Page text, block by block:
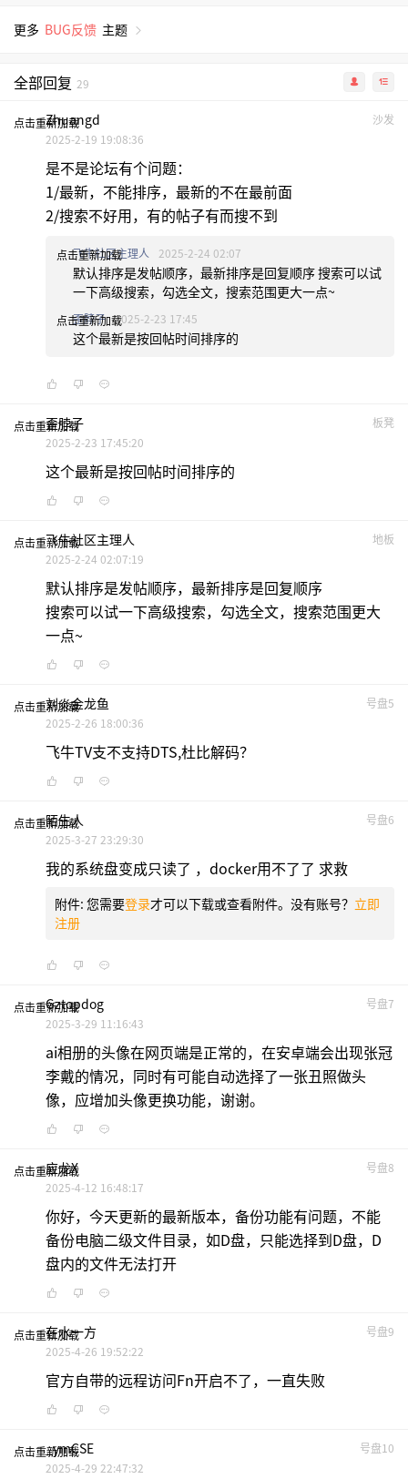
更多 BUG反馈 主题
全部回复 29
点击重新加载 沙发
Zhuangd
2025-2-19 19:08:36
是不是论坛有个问题：
1/最新，不能排序，最新的不在最前面
2/搜索不好用，有的帖子有而搜不到
点击重新加载
飞牛社区主理人 2025-2-24 02:07
默认排序是发帖顺序，最新排序是回复顺序 搜索可以试
一下高级搜索，勾选全文，搜索范围更大一点~
点击重新加载
歪脖子 2025-2-23 17:45
这个最新是按回帖时间排序的
点击重新加载 板凳
歪脖子
2025-2-23 17:45:20
这个最新是按回帖时间排序的
点击重新加载 地板
飞牛社区主理人
2025-2-24 02:07:19
默认排序是发帖顺序，最新排序是回复顺序
搜索可以试一下高级搜索，勾选全文，搜索范围更大
一点~
点击重新加载 号盘5
刘炎金龙鱼
2025-2-26 18:00:36
飞牛TV支不支持DTS,杜比解码？
点击重新加载 号盘6
陌生人
2025-3-27 23:29:30
我的系统盘变成只读了 ，docker用不了了 求救
附件: 您需要登录才可以下载或查看附件。没有账号？ 立即
注册
点击重新加载 号盘7
Gztopdog
2025-3-29 11:16:43
ai相册的头像在网页端是正常的，在安卓端会出现张冠
李戴的情况，同时有可能自动选择了一张丑照做头
像，应增加头像更换功能，谢谢。
点击重新加载 号盘8
应龙x
2025-4-12 16:48:17
你好，今天更新的最新版本，备份功能有问题，不能
备份电脑二级文件目录，如D盘，只能选择到D盘，D
盘内的文件无法打开
点击重新加载 号盘9
在水一方
2025-4-26 19:52:22
官方自带的远程访问Fn开启不了，一直失败
点击重新加载 号盘10
_ymCSE
2025-4-29 22:47:32